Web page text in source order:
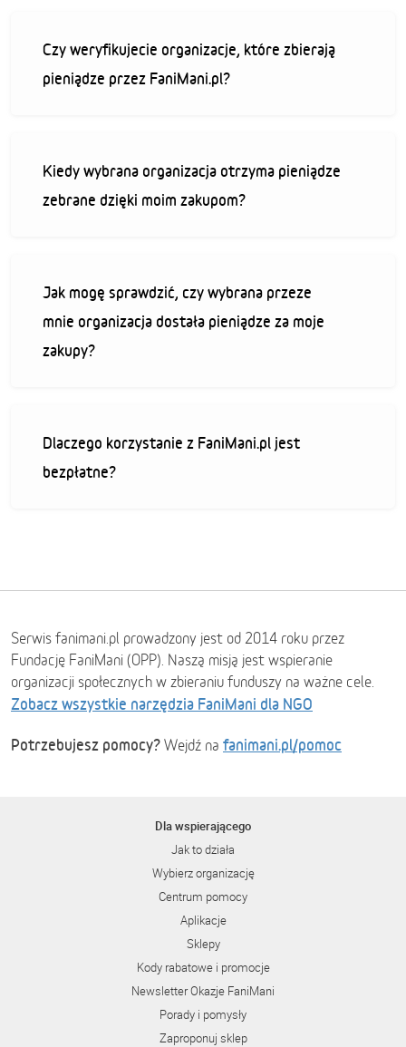
Czy weryfikujecie organizacje, które zbierają
pieniądze przez FaniMani.pl?
Kiedy wybrana organizacja otrzyma pieniądze
zebrane dzięki moim zakupom?
Jak mogę sprawdzić, czy wybrana przeze
mnie organizacja dostała pieniądze za moje
zakupy?
Dlaczego korzystanie z FaniMani.pl jest
bezpłatne?
Serwis fanimani.pl prowadzony jest od 2014 roku przez
Fundację FaniMani (OPP). Naszą misją jest wspieranie
organizacji społecznych w zbieraniu funduszy na ważne cele.
Zobacz wszystkie narzędzia FaniMani dla NGO
Potrzebujesz pomocy? Wejdź na fanimani.pl/pomoc
Dla wspierającego
Jak to działa
Wybierz organizację
Centrum pomocy
Aplikacje
Sklepy
Kody rabatowe i promocje
Newsletter Okazje FaniMani
Porady i pomysły
Zaproponuj sklep